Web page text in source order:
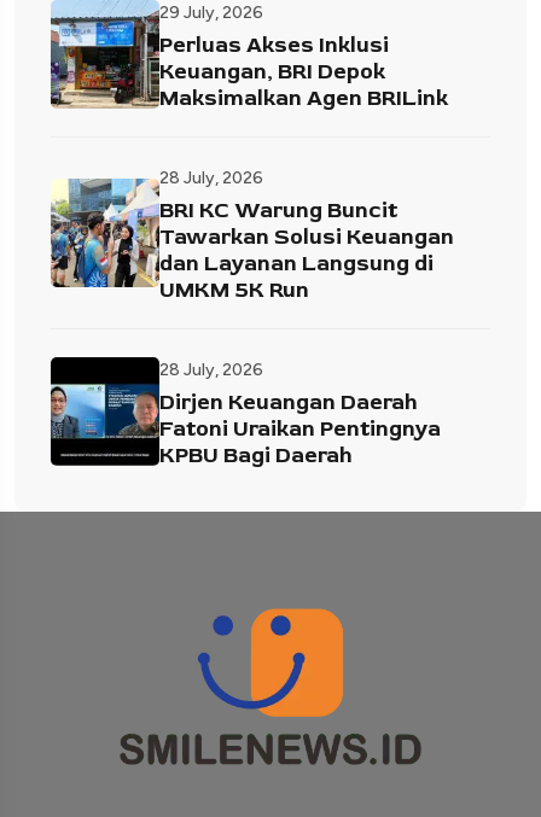
29 July, 2026
Perluas Akses Inklusi
Keuangan, BRI Depok
Maksimalkan Agen BRILink
28 July, 2026
BRI KC Warung Buncit
Tawarkan Solusi Keuangan
dan Layanan Langsung di
UMKM 5K Run
28 July, 2026
Dirjen Keuangan Daerah
Fatoni Uraikan Pentingnya
KPBU Bagi Daerah